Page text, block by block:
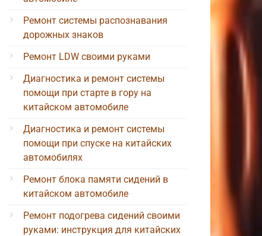
Ремонт системы распознавания
дорожных знаков
Ремонт LDW своими руками
Диагностика и ремонт системы
помощи при старте в гору на
китайском автомобиле
Диагностика и ремонт системы
помощи при спуске на китайских
автомобилях
Ремонт блока памяти сидений в
китайском автомобиле
Ремонт подогрева сидений своими
руками: инструкция для китайских